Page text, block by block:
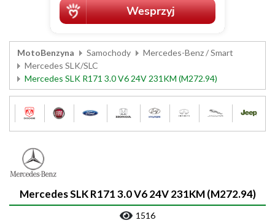
MotoBenzyna Samochody
Mercedes-Benz / Smart
Mercedes SLK/SLC
Mercedes SLK R171 3.0 V6 24V 231KM (M272.94)
Mercedes SLK R171 3.0 V6 24V 231KM (M272.94)
1516